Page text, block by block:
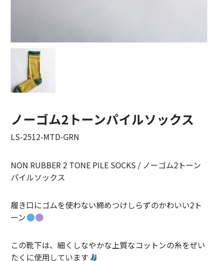
HAAL【ハール】
HARROGATE【ハロゲイト】
INTERIM【インテリム】
LUCKY SOCKS【ラッキーソックス】
MIZUNO【ミズノ】
New balnace【ニューバランス】
PHIGVEL MAKERS Co.【フィグベル】
ノーゴム2トーンパイルソックス
LS-2512-MTD-GRN
NON RUBBER 2 TONE PILE SOCKS / ノーゴム2トーン
パイルソックス
履き口にゴムを使わない締めつけしらずのかわいい2ト
ーン
この靴下は、細くしなやかな上質なコットンの糸をぜい
たくに使用しています